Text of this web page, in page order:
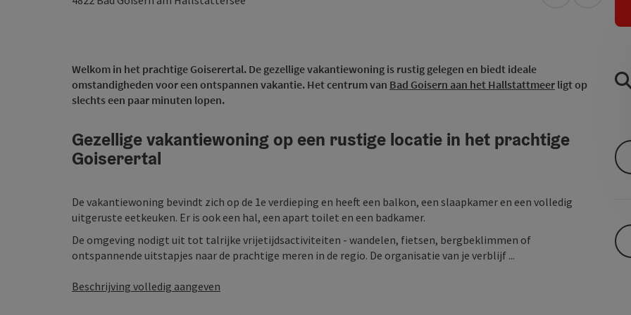
Welkom in het prachtige Goiserertal. De gezellige vakantiewoning is rustig gelegen en biedt ideale
omstandigheden voor een ontspannen vakantie. Het centrum van Bad Goisern aan het Hallstattmeer ligt op
slechts een paar minuten lopen.
Gezellige vakantiewoning op een rustige locatie in het prachtige
Goiserertal
De vakantiewoning bevindt zich op de 1e verdieping en heeft een balkon, een slaapkamer en een volledig
uitgeruste eetkeuken. Er is ook een hal, een apart toilet en een badkamer.
De omgeving nodigt uit tot talrijke vrijetijdsactiviteiten - wandelen, fietsen, bergbeklimmen of
ontspannende uitstapjes naar de prachtige meren in de regio. De organisatie van je verblijf ...
Beschrijving volledig aangeven